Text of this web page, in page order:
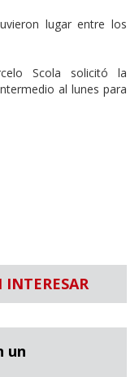
lugar entre los
Scola solicitó la
al lunes para
un